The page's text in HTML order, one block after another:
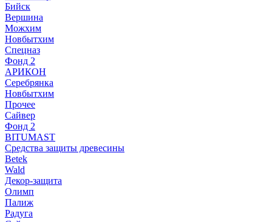
Бийск
Вершина
Можхим
Новбытхим
Спецназ
Фонд 2
АРИКОН
Серебрянка
Новбытхим
Прочее
Сайвер
Фонд 2
BITUMAST
Средства защиты древесины
Betek
Wald
Декор-защита
Олимп
Палиж
Радуга